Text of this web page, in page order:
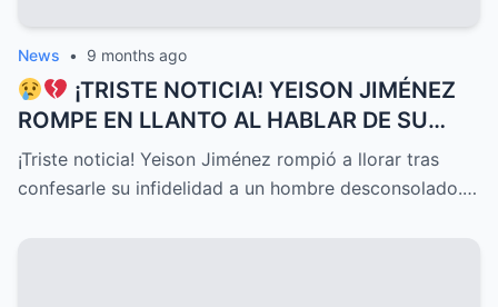
News • 9 months ago
¡TRISTE NOTICIA! YEISON JIMÉNEZ
ROMPE EN LLANTO AL HABLAR DE SU
DELICADO ESTADO DE SALUD HOY, UNA
CONFESIÓN QUE HA CONMOVIDO A
¡Triste noticia! Yeison Jiménez rompió a llorar tras
confesarle su infidelidad a un hombre desconsolado.…